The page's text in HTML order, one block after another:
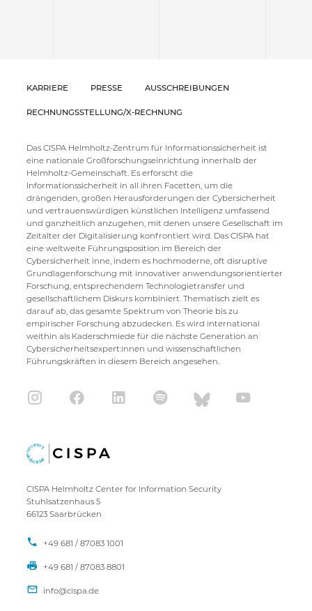
KARRIERE PRESSE AUSSCHREIBUNGEN
RECHNUNGSSTELLUNG/X-RECHNUNG
Das CISPA Helmholtz-Zentrum für Informationssicherheit ist
eine nationale Großforschungseinrichtung innerhalb der
Helmholtz-Gemeinschaft. Es erforscht die
Informationssicherheit in all ihren Facetten, um die
drängenden, großen Herausforderungen der Cybersicherheit
und vertrauenswürdigen künstlichen Intelligenz umfassend
und ganzheitlich anzugehen, mit denen unsere Gesellschaft im
Zeitalter der Digitalisierung konfrontiert wird. Das CISPA hat
eine weltweite Führungsposition im Bereich der
Cybersicherheit inne, indem es hochmoderne, oft disruptive
Grundlagenforschung mit innovativer anwendungsorientierter
Forschung, entsprechendem Technologietransfer und
gesellschaftlichem Diskurs kombiniert. Thematisch zielt es
darauf ab, das gesamte Spektrum von Theorie bis zu
empirischer Forschung abzudecken. Es wird international
weithin als Kaderschmiede für die nächste Generation an
Cybersicherheitsexpert:innen und wissenschaftlichen
Führungskräften in diesem Bereich angesehen.
CISPA Helmholtz Center for Information Security
Stuhlsatzenhaus 5
66123 Saarbrücken
+49 681 / 87083 1001
+49 681 / 87083 8801